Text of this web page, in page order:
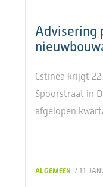
Advisering
Estinea krijgt
Spoorstraat in
afgelopen
ALGEMEEN / 11